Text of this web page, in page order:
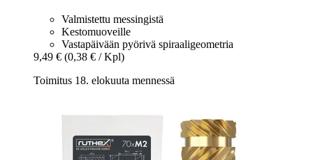
Valmistettu messingistä
Kestomuoveille
Vastapäivään pyörivä spiraaligeometria
9,49 € (0,38 € / Kpl)
Toimitus 18. elokuuta mennessä